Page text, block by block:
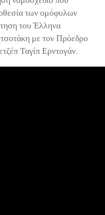
των ομόφυλων
του Έλληνα
με τον Πρόεδρο
Ταγίπ Ερντογάν.